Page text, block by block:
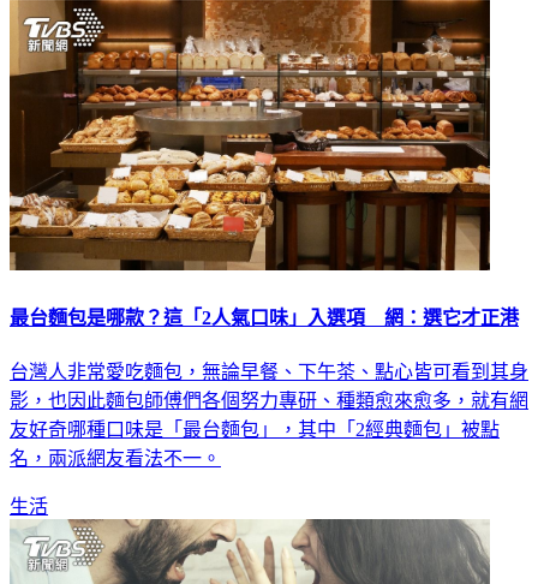
最台麵包是哪款？這「2人氣口味」入選項 網：選它才正港
台灣人非常愛吃麵包，無論早餐、下午茶、點心皆可看到其身
影，也因此麵包師傅們各個努力專研、種類愈來愈多，就有網
友好奇哪種口味是「最台麵包」，其中「2經典麵包」被點
名，兩派網友看法不一。
生活